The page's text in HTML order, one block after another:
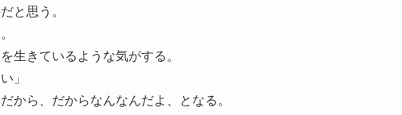
と思う。
生きているような気がする。
」
から、だからなんなんだよ、となる。